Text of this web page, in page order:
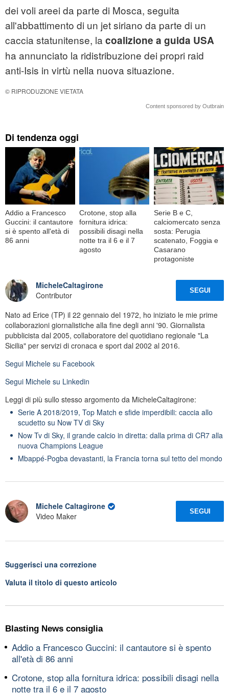
dei voli areei da parte di Mosca, seguita
all'abbattimento di un jet siriano da parte di un
caccia statunitense, la coalizione a guida USA
ha annunciato la ridistribuzione dei propri raid
anti-Isis in virtù nella nuova situazione.
© RIPRODUZIONE VIETATA
Content sponsored by Outbrain
Di tendenza oggi
Addio a Francesco
Guccini: il cantautore
si è spento all'età di
86 anni
Crotone, stop alla
fornitura idrica:
possibili disagi nella
notte tra il 6 e il 7
agosto
Serie B e C,
calciomercato senza
sosta: Perugia
scatenato, Foggia e
Casarano
protagoniste
MicheleCaltagirone
Contributor
SEGUI
Nato ad Erice (TP) il 22 gennaio del 1972, ho iniziato le mie prime
collaborazioni giornalistiche alla fine degli anni '90. Giornalista
pubblicista dal 2005, collaboratore del quotidiano regionale "La
Sicilia" per servizi di cronaca e sport dal 2002 al 2016.
Segui Michele su Facebook
Segui Michele su Linkedin
Leggi di più sullo stesso argomento da MicheleCaltagirone:
Serie A 2018/2019, Top Match e sfide imperdibili: caccia allo
scudetto su Now TV di Sky
Now Tv di Sky, il grande calcio in diretta: dalla prima di CR7 alla
nuova Champions League
Mbappé-Pogba devastanti, la Francia torna sul tetto del mondo
Michele Caltagirone
Video Maker
SEGUI
Suggerisci una correzione
Valuta il titolo di questo articolo
Blasting News consiglia
Addio a Francesco Guccini: il cantautore si è spento
all'età di 86 anni
Crotone, stop alla fornitura idrica: possibili disagi nella
notte tra il 6 e il 7 agosto